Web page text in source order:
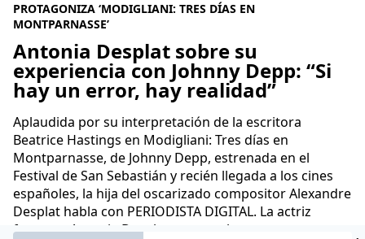
PROTAGONIZA ‘MODIGLIANI: TRES DÍAS EN
MONTPARNASSE’
Antonia Desplat sobre su
experiencia con Johnny Depp: “Si
hay un error, hay realidad”
Aplaudida por su interpretación de la escritora
Beatrice Hastings en Modigliani: Tres días en
Montparnasse, de Johnny Depp, estrenada en el
Festival de San Sebastián y recién llegada a los cines
españoles, la hija del oscarizado compositor Alexandre
Desplat habla con PERIODISTA DIGITAL. La actriz
francesa Antonia Desplat apunta alto